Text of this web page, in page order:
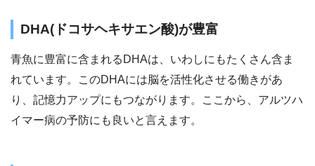
DHA(ドコサヘキサエン酸)が豊富
青魚に豊富に含まれるDHAは、いわしにもたくさん含ま
れています。このDHAには脳を活性化させる働きがあ
り、記憶力アップにもつながります。ここから、アルツハ
イマー病の予防にも良いと言えます。